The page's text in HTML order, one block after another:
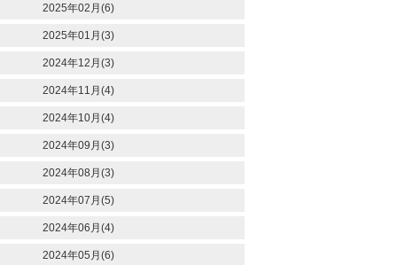
2025年02月(6)
2025年01月(3)
2024年12月(3)
2024年11月(4)
2024年10月(4)
2024年09月(3)
2024年08月(3)
2024年07月(5)
2024年06月(4)
2024年05月(6)